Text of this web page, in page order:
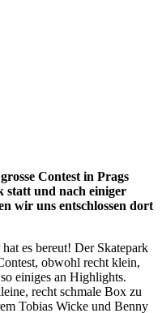
Contest in Prags
statt und nach einiger
wir uns entschlossen dort
es bereut! Der Skatepark
obwohl recht klein,
einiges an Highlights.
recht schmale Box zu
Tobias Wicke und Benny